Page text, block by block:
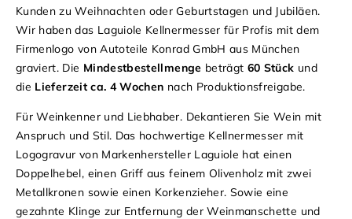
Kunden zu Weihnachten oder Geburtstagen und Jubiläen.
Wir haben das Laguiole Kellnermesser für Profis mit dem
Firmenlogo von Autoteile Konrad GmbH aus München
graviert. Die Mindestbestellmenge beträgt 60 Stück und
die Lieferzeit ca. 4 Wochen nach Produktionsfreigabe.
Für Weinkenner und Liebhaber. Dekantieren Sie Wein mit
Anspruch und Stil. Das hochwertige Kellnermesser mit
Logogravur von Markenhersteller Laguiole hat einen
Doppelhebel, einen Griff aus feinem Olivenholz mit zwei
Metallkronen sowie einen Korkenzieher. Sowie eine
gezahnte Klinge zur Entfernung der Weinmanschette und